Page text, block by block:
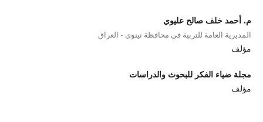
م. أحمد خلف صالح عليوي
المديرية العامة للتربية في محافظة نينوى - العراق
مؤلف
مجلة ضياء الفكر للبحوث والدراسات
مؤلف